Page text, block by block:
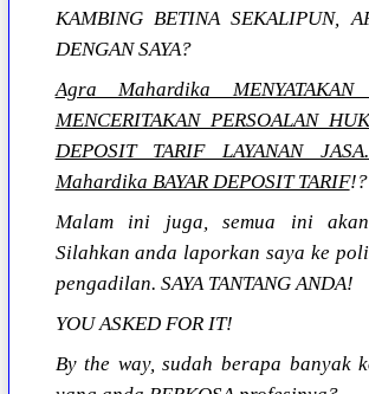
KAMBING BETINA SEKALIPUN,
DENGAN SAYA?
Agra Mahardika
MENCERITAKAN PERSOALAN
DEPOSIT TARIF LAYANAN
Mahardika BAYAR DEPOSIT TARIF!?
Malam ini juga, semua ini
Silahkan anda laporkan saya ke
pengadilan. SAYA TANTANG ANDA!
YOU ASKED FOR IT!
By the way, sudah berapa banyak